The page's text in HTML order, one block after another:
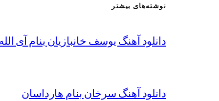
نوشته‌های بیشتر
دانلود آهنگ یوسف خانبازیان بنام آی
دانلود آهنگ سرخان بنام هارداسان